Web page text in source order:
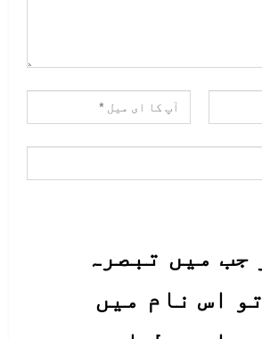
جب میں تبصرہ
اس نام میں